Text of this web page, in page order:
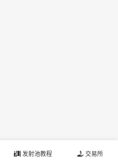
发射池教程 交易所